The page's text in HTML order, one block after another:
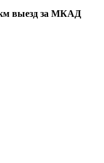
выезд за МКАД